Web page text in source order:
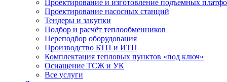
Проектирование и изготовление подъемных
Проектирование насосных станций
Тендеры и закупки
Подбор и расчёт теплообменников
Переподбор оборудования
Производство БТП и ИТП
Комплектация тепловых пунктов «под ключ»
Оснащение ТСЖ и УК
Все услуги